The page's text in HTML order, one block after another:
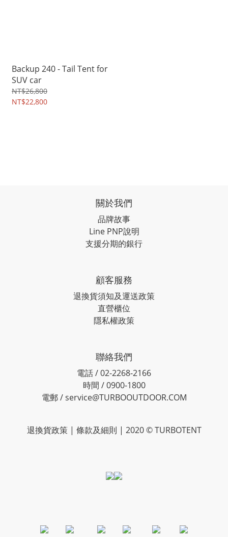
Backup 240 - Tail Tent for
SUV car
NT$26,800
NT$22,800
關於我們
品牌故事
Line PNP說明
支援分期的銀行
顧客服務
退換貨須知及運送政策
直營櫃位
隱私權政策
聯絡我們
電話 / 02-2268-2166
時間 / 0900-1800
電郵 / service@TURBOOUTDOOR.COM
退換貨政策| 條款及細則 | 2020 © TURBOTENT